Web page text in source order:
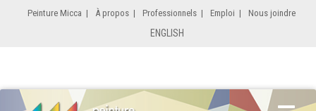
Peinture Micca | À propos | Professionnels | Emploi | Nous joindre
ENGLISH